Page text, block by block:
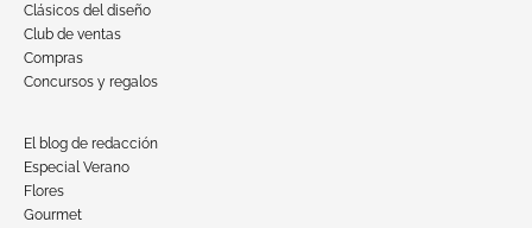
Clásicos del diseño
Club de ventas
Compras
Concursos y regalos
El blog de redacción
Especial Verano
Flores
Gourmet